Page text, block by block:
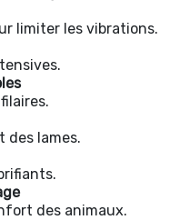
limiter les vibrations.
des lames.
des animaux.